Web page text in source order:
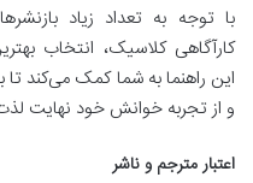
با توجه به تعداد زیاد
کارآگاهی کلاسیک، انتخاب
این راهنما به شما کمک می‌کند
و از تجربه خوانش خود نهایت لذت
اعتبار مترجم و ناشر